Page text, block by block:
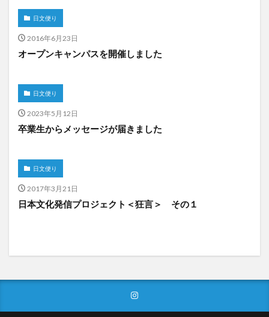
日文便り
2016年6月23日
オープンキャンパスを開催しました
日文便り
2023年5月12日
卒業生からメッセージが届きました
日文便り
2017年3月21日
日本文化発信プロジェクト＜狂言＞ その１